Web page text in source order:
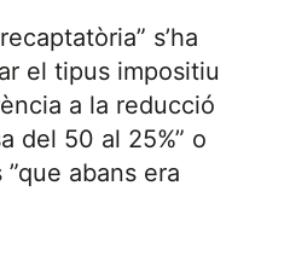
s’ha
el tipus impositiu
a la reducció
del 50 al 25%” o
abans era